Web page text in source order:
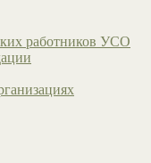
работников УСО